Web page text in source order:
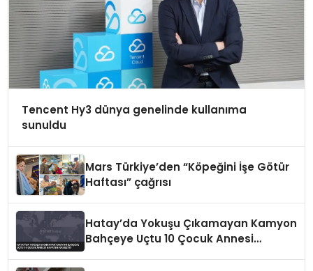
Tencent Hy3 dünya genelinde kullanıma
sunuldu
Mars Türkiye’den “Köpeğini İşe Götür
Haftası” çağrısı
Hatay’da Yokuşu Çıkamayan Kamyon
Bahçeye Uçtu 10 Çocuk Annesi